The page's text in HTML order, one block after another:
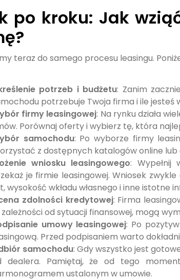
po kroku: Jak
teraz do samego procesu leasingu.
potrzeb i budżetu: Zanim
potrzebuje Twoja firma i ile jesteś
firmy leasingowej: Na rynku działa
Porównaj oferty i wybierz tę, która
samochodu: Po wyborze firmy
z dostępnych katalogów online
wniosku leasingowego: Wypełnij
je firmie leasingowej. Wniosek
wysokość wkładu własnego i inne istotne
zdolności kredytowej: Firma
zależności od sytuacji finansowej, mogą
umowy leasingowej: Po
Przed podpisaniem warto
samochodu: Gdy wszystko jest
dealera. Pamiętaj, że od tego
ustalonym w umowie.